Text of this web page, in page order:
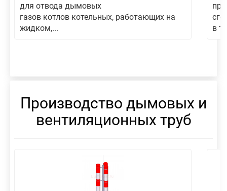
для отвода дымовых
газов котлов котельных, работающих на
жидком,...
в
Производство дымовых и
вентиляционных труб